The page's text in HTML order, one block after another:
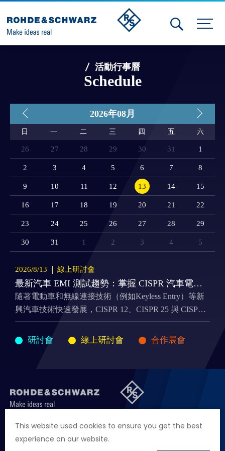
This website used cookies to ensure you get the best
experience on our website.
Calendar
Member Login
Test and Measurement
Aerospace | Defense | Security
Broadcast and Media
Cybersecurity
活動行事曆
Schedule
2026年08月
日 一 二 三 四 五 六
26 27 28 29 30 31 1
2 3 4 5 6 7 8
9 10 11 12 13 14 15
16 17 18 19 20 21 22
23 24 25 26 27 28 29
30 31 1 2 3 4 5
2026/8/13 線上研討會
最新汽車 EMI 測試趨勢：掌握 CISPR 汽車電磁干擾標準更新
隨著電動車和無線連接技術（例如Keyless Entry）等新
興汽車技術快速發展，CISPR 12、CISPR 25 與 CISPR
36 等汽車電磁干擾（EMI）標準也持續更新，來因應最
新的測試需求。
研討會 線上研討會 合作展會
聯絡我們 徵才資訊 隱私權政策 網站聲明
地址
台北市114內湖區堤頂大道二段89號4樓